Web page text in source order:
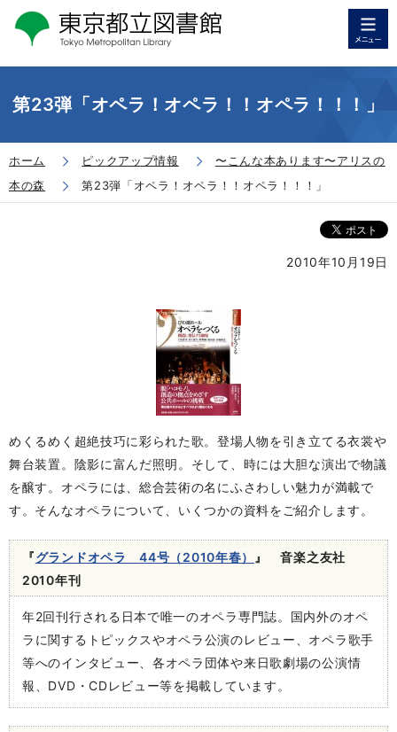
第23弾「オペラ！オペラ！！オペラ！！！」
ホーム ピックアップ情報
〜こんな本あります〜アリスの
本の森
第23弾「オペラ！オペラ！！オペラ！！！」
2010年10月19日
めくるめく超絶技巧に彩られた歌。登場人物を引き立てる衣裳や
舞台装置。陰影に富んだ照明。そして、時には大胆な演出で物議
を醸す。オペラには、総合芸術の名にふさわしい魅力が満載で
す。そんなオペラについて、いくつかの資料をご紹介します。
『グランドオペラ 44号（2010年春）
』 音楽之友社
2010年刊
年2回刊行される日本で唯一のオペラ専門誌。国内外のオペ
ラに関するトピックスやオペラ公演のレビュー、オペラ歌手
等へのインタビュー、各オペラ団体や来日歌劇場の公演情
報、DVD・CDレビュー等を掲載しています。